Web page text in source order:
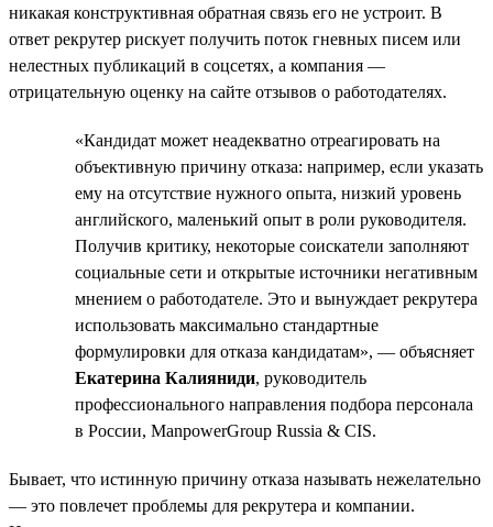
никакая конструктивная обратная связь его не устроит. В
ответ рекрутер рискует получить поток гневных писем или
нелестных публикаций в соцсетях, а компания —
отрицательную оценку на сайте отзывов о работодателях.
«Кандидат может неадекватно отреагировать на
объективную причину отказа: например, если указать
ему на отсутствие нужного опыта, низкий уровень
английского, маленький опыт в роли руководителя.
Получив критику, некоторые соискатели заполняют
социальные сети и открытые источники негативным
мнением о работодателе. Это и вынуждает рекрутера
использовать максимально стандартные
формулировки для отказа кандидатам», — объясняет
Екатерина Калияниди, руководитель
профессионального направления подбора персонала
в России, ManpowerGroup Russia & CIS.
Бывает, что истинную причину отказа называть нежелательно
— это повлечет проблемы для рекрутера и компании.